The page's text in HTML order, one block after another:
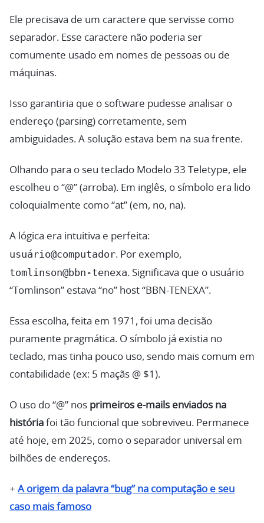
Ele precisava de um caractere que servisse como
separador. Esse caractere não poderia ser
comumente usado em nomes de pessoas ou de
máquinas.
Isso garantiria que o software pudesse analisar o
endereço (parsing) corretamente, sem
ambiguidades. A solução estava bem na sua frente.
Olhando para o seu teclado Modelo 33 Teletype, ele
escolheu o “@” (arroba). Em inglês, o símbolo era lido
coloquialmente como “at” (em, no, na).
A lógica era intuitiva e perfeita:
usuário@computador. Por exemplo,
tomlinson@bbn-tenexa. Significava que o usuário
“Tomlinson” estava “no” host “BBN-TENEXA”.
Essa escolha, feita em 1971, foi uma decisão
puramente pragmática. O símbolo já existia no
teclado, mas tinha pouco uso, sendo mais comum em
contabilidade (ex: 5 maçãs @ $1).
O uso do “@” nos primeiros e-mails enviados na
história foi tão funcional que sobreviveu. Permanece
até hoje, em 2025, como o separador universal em
bilhões de endereços.
+ A origem da palavra “bug” na computação e seu
caso mais famoso